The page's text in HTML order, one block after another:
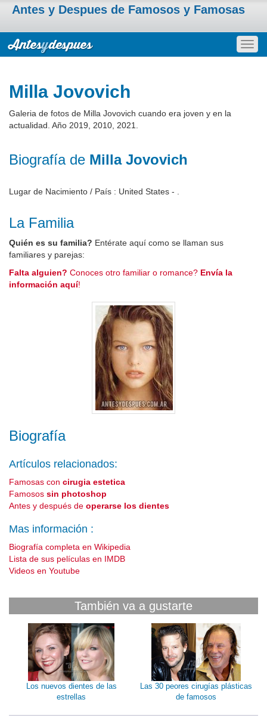
Antes y Despues de Famosos y Famosas
Milla Jovovich
Galeria de fotos de Milla Jovovich cuando era joven y en la
actualidad. Año 2019, 2010, 2021.
Biografía de Milla Jovovich
Lugar de Nacimiento / País : United States - .
La Familia
Quién es su familia? Entérate aquí como se llaman sus
familiares y parejas:
Falta alguien? Conoces otro familiar o romance? Envía la
información aquí!
Biografía
Artículos relacionados:
Famosas con cirugia estetica
Famosos sin photoshop
Antes y después de operarse los dientes
Mas información :
Biografía completa en Wikipedia
Lista de sus películas en IMDB
Videos en Youtube
También va a gustarte
Los nuevos dientes de las
estrellas
Las 30 peores cirugías plásticas
de famosos